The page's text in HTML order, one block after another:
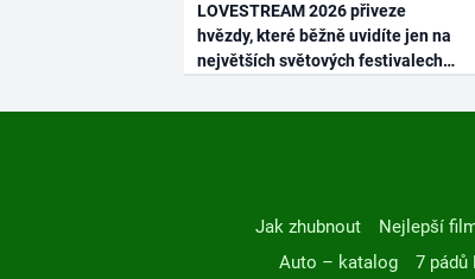
LOVESTREAM 2026 přiveze
hvězdy, které běžně uvidíte jen na
největších světových festivalech
Jak zhubnout Nejlepší
Auto – katalog
7 pádů